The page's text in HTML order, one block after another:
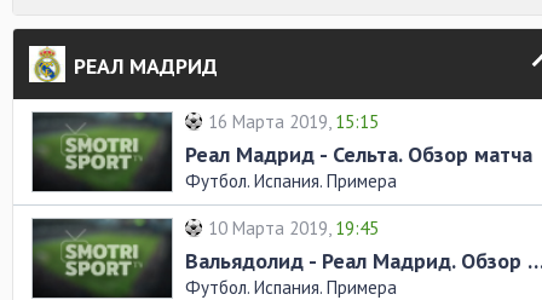
РЕАЛ МАДРИД
16 Марта 2019, 15:15
Реал Мадрид - Сельта. Обзор матча
Футбол. Испания. Примера
10 Марта 2019, 19:45
Вальядолид - Реал
Футбол. Испания. Примера